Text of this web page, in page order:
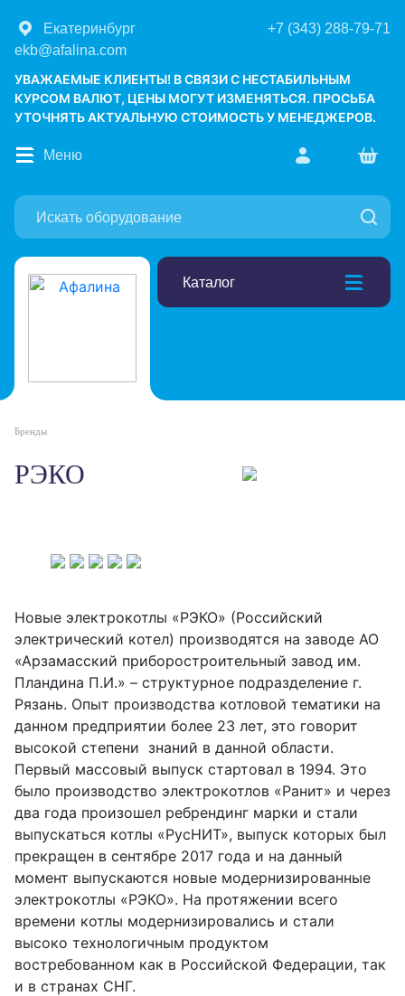
Екатеринбург
+7 (343) 288-79-71
ekb@afalina.com
УВАЖАЕМЫЕ КЛИЕНТЫ! В СВЯЗИ С НЕСТАБИЛЬНЫМ
КУРСОМ ВАЛЮТ, ЦЕНЫ МОГУТ ИЗМЕНЯТЬСЯ. ПРОСЬБА
УТОЧНЯТЬ АКТУАЛЬНУЮ СТОИМОСТЬ У МЕНЕДЖЕРОВ.
Каталог
Меню
Бренды
РЭКО
Новые электрокотлы «РЭКО» (Российский
электрический котел) производятся на заводе АО
«Арзамасский приборостроительный завод им.
Пландина П.И.» – структурное подразделение г.
Рязань. Опыт производства котловой тематики на
данном предприятии более 23 лет, это говорит
высокой степени знаний в данной области.
Первый массовый выпуск стартовал в 1994. Это
было производство электрокотлов «Ранит» и через
два года произошел ребрендинг марки и стали
выпускаться котлы «РусНИТ», выпуск которых был
прекращен в сентябре 2017 года и на данный
момент выпускаются новые модернизированные
электрокотлы «РЭКО». На протяжении всего
времени котлы модернизировались и стали
высоко технологичным продуктом
востребованном как в Российской Федерации, так
и в странах СНГ.